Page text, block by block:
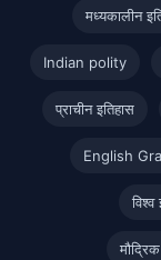
मध्यकालीन
Indian polity
प्राचीन इतिहास
English
विश्व